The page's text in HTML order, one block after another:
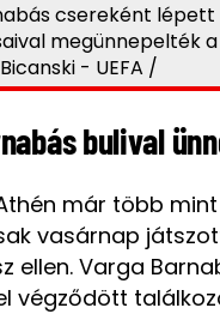
csereként lépett
megünnepelték
- UEFA /
bulival
már több
vasárnap
ellen. Varga
végződött